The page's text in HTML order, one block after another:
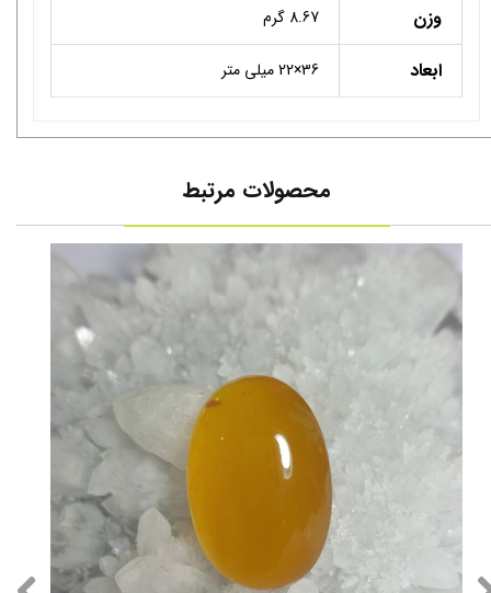
وزن 8.67 گرم
ابعاد 36×22 میلی متر
محصولات مرتبط